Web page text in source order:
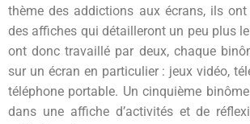
thème des addictions aux écrans, ils
des affiches qui détailleront un peu plus
ont donc travaillé par deux, chaque
sur un écran en particulier : jeux vidéo,
téléphone portable. Un cinquième
dans une affiche d’activités et de